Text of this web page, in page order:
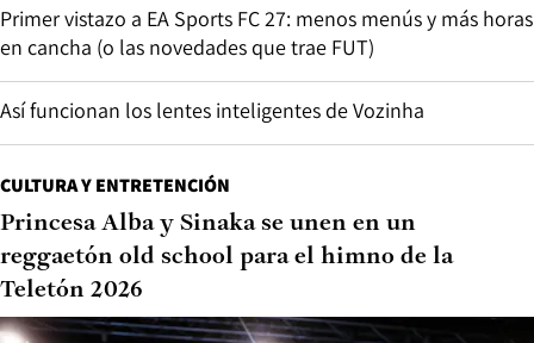
Primer vistazo a EA Sports FC 27: menos menús y más horas
en cancha (o las novedades que trae FUT)
Así funcionan los lentes inteligentes de Vozinha
CULTURA Y ENTRETENCIÓN
Princesa Alba y Sinaka se unen en un
reggaetón old school para el himno de la
Teletón 2026